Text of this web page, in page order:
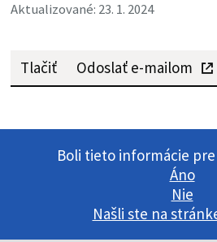
Aktualizované: 23. 1. 2024
Tlačiť Odoslať e-mailom
Boli tieto informácie
Áno
Nie
Našli ste na